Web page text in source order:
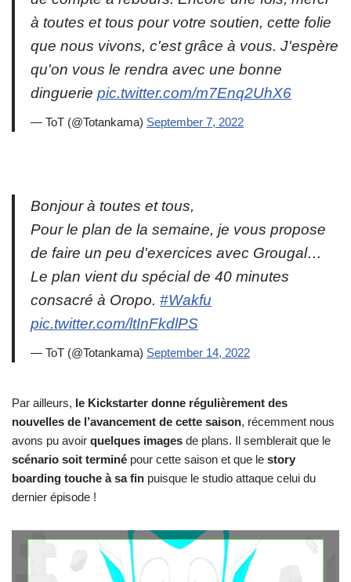
à toutes et tous pour votre soutien, cette folie
que nous vivons, c'est grâce à vous. J'espère
qu'on vous le rendra avec une bonne
dinguerie pic.twitter.com/m7Enq2UhX6
— ToT (@Totankama) September 7, 2022
Bonjour à toutes et tous,
Pour le plan de la semaine, je vous propose
de faire un peu d'exercices avec Grougal…
Le plan vient du spécial de 40 minutes
consacré à Oropo. #Wakfu
pic.twitter.com/ltInFkdlPS
— ToT (@Totankama) September 14, 2022
Par ailleurs, le Kickstarter donne régulièrement des
nouvelles de l’avancement de cette saison, récemment nous
avons pu avoir quelques images de plans. Il semblerait que le
scénario soit terminé pour cette saison et que le story
boarding touche à sa fin puisque le studio attaque celui du
dernier épisode !